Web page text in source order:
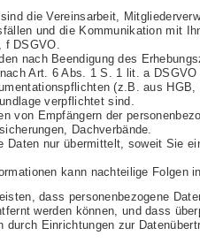
die Vereinsarbeit,
und die Kommunikation mit
f DSGVO.
nach Beendigung des
Art. 6 Abs. 1 S. 1 lit. a
(z.B. aus
verpflichtet sind.
von Empfängern der
Dachverbände.
Daten nur übermittelt, soweit Sie
kann nachteilige
dass personenbezogene
werden können, und dass
durch Einrichtungen zur